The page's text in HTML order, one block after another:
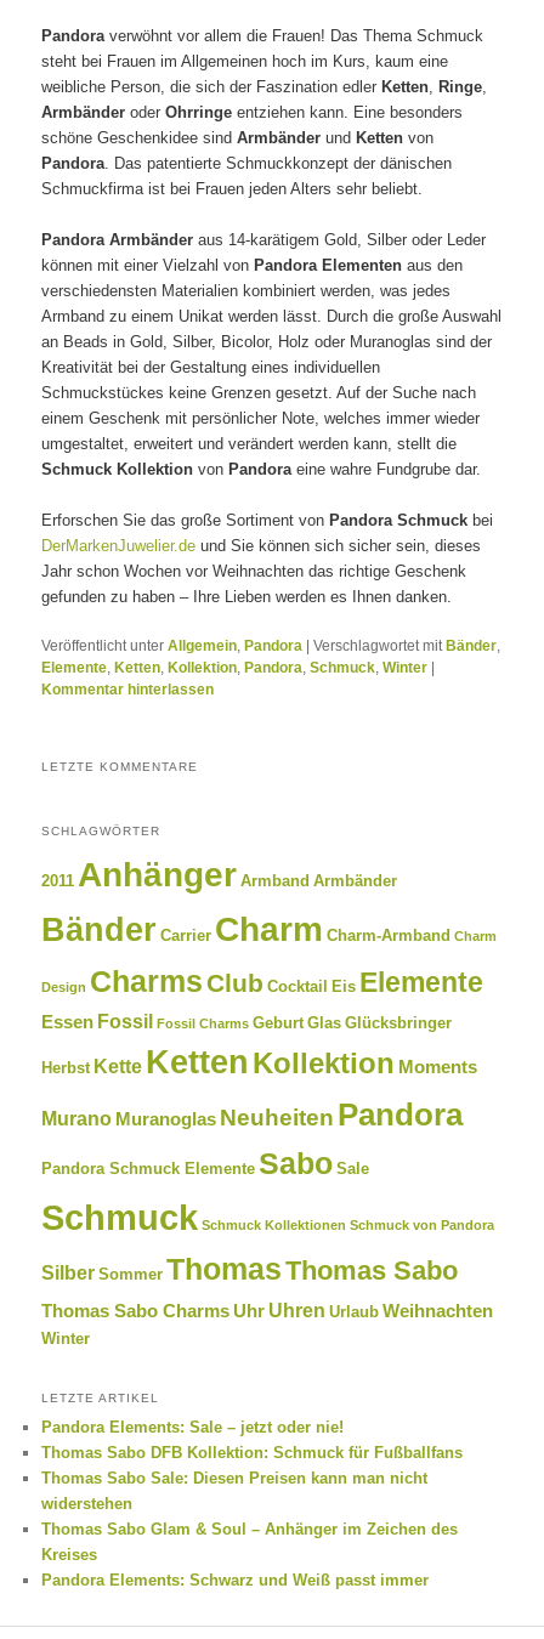
Pandoraverwöhnt vor allem die Frauen! Das Thema Schmuck
steht bei Frauen im Allgemeinen hoch im Kurs, kaum eine
weibliche Person, die sich der Faszination edler Ketten Ringe
ArmbänderoderOhrringeentziehen kann. Eine besonders
schöne Geschenkidee sindArmbänderund Kettenvon
Pandora . Das patentierte Schmuckkonzept der dänischen
Schmuckfirma ist bei Frauen jeden Alters sehr beliebt.
Pandora Armbänder aus 14-karätigem Gold, Silber oder Leder
können mit einer Vielzahl von Pandora Elementen aus den
verschiedensten Materialien kombiniert werden, was jedes
Armband zu einem Unikat werden lässt. Durch die große Auswahl
an Beads in Gold, Silber, Bicolor, Holz oder Muranoglas sind der
Kreativität bei der Gestaltung eines individuellen
Schmuckstückes keine Grenzen gesetzt. Auf der Suche nach
einem Geschenk mit persönlicher Note, welches immer wieder
umgestaltet, erweitert und verändert werden kann, stellt die
Schmuck Kollektion von Pandoraeine wahre Fundgrube dar.
Erforschen Sie das große Sortiment von Pandora Schmuck bei
DerMarkenJuwelier.de und Sie können sich sicher sein, dieses
Jahr schon Wochen vor Weihnachten das richtige Geschenk
gefunden zu haben – Ihre Lieben werden es Ihnen danken.
Veröffentlicht unter Allgemein, Pandora |Verschlagwortet mit Bänder,
Elemente, Ketten, Kollektion, Pandora,Schmuck,Winter
Kommentar hinterlassen
LETZTE KOMMENTARE
SCHLAGWÖRTER
2011 Anhänger Armband Armbänder
Bänder Carrier Charm Charm-Armband Charm
Design CharmsClub Cocktail Eis Elemente
Essen Fossil Fossil Charms Geburt Glas Glücksbringer
Herbst Kette Ketten Kollektion Moments
Murano Muranoglas Neuheiten Pandora
Pandora Schmuck Elemente Sabo Sale
Schmuck Schmuck Kollektionen Schmuck von Pandora
Silber Sommer ThomasThomas Sabo
Thomas Sabo Charms Uhr Uhren Urlaub Weihnachten
Winter
LETZTE ARTIKEL
Pandora Elements: Sale – jetzt oder nie!
Thomas Sabo DFB Kollektion: Schmuck für Fußballfans
Thomas Sabo Sale: Diesen Preisen kann man nicht
widerstehen
Thomas Sabo Glam & Soul – Anhänger im Zeichen des
Kreises
Pandora Elements: Schwarz und Weiß passt immer